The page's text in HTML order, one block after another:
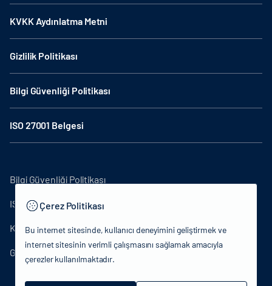
KVKK Aydınlatma Metni
Gizlilik Politikası
Bilgi Güvenliği Politikası
ISO 27001 Belgesi
Bilgi Güvenliği Politikası
ISO27001
KVKK Aydınlatma Metni
Gizlilik Politikası
Çerez Politikası
Bu internet sitesinde, kullanıcı deneyimini geliştirmek ve
internet sitesinin verimli çalışmasını sağlamak amacıyla
çerezler kullanılmaktadır.